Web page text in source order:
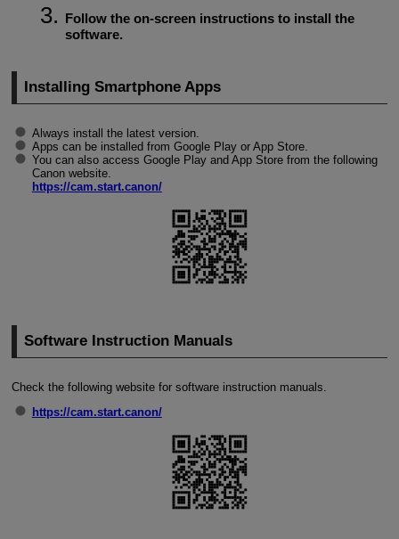
Follow the on-screen instructions to install the
software.
Installing Smartphone Apps
Always install the latest version.
Apps can be installed from Google Play or App Store.
You can also access Google Play and App Store from the following
Canon website.
https://cam.start.canon/
Software Instruction Manuals
Check the following website for software instruction manuals.
https://cam.start.canon/